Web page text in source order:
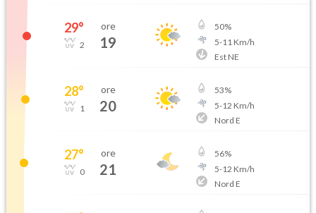
29°
2
ore
19
50%
5-11 Km/h
Est NE
28°
1
ore
20
53%
5-12 Km/h
Nord E
27°
0
ore
21
56%
5-12 Km/h
Nord E